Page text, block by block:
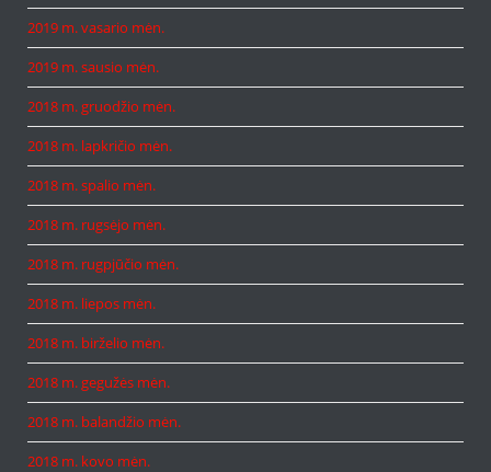
2019 m. vasario mėn.
2019 m. sausio mėn.
2018 m. gruodžio mėn.
2018 m. lapkričio mėn.
2018 m. spalio mėn.
2018 m. rugsėjo mėn.
2018 m. rugpjūčio mėn.
2018 m. liepos mėn.
2018 m. birželio mėn.
2018 m. gegužės mėn.
2018 m. balandžio mėn.
2018 m. kovo mėn.